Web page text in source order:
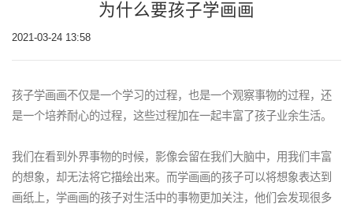
为什么要孩子学画画
2021-03-24 13:58
孩子学画画不仅是一个学习的过程，也是一个观察事物的过程，还
是一个培养耐心的过程，这些过程加在一起丰富了孩子业余生活。
我们在看到外界事物的时候，影像会留在我们大脑中，用我们丰富
的想象，却无法将它描绘出来。而学画画的孩子可以将想象表达到
画纸上，学画画的孩子对生活中的事物更加关注，他们会发现很多